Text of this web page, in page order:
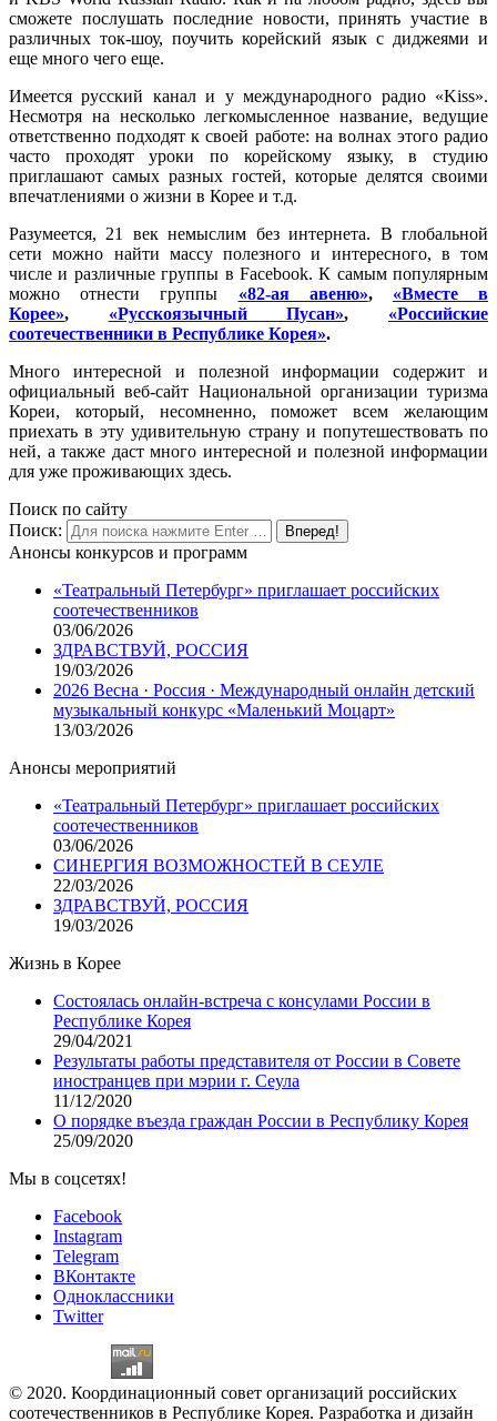
сможете послушать последние новости, принять участие в
различных ток-шоу, поучить корейский язык с диджеями и
еще много чего еще.
Имеется русский канал и у международного радио «Kiss».
Несмотря на несколько легкомысленное название, ведущие
ответственно подходят к своей работе: на волнах этого радио
часто проходят уроки по корейскому языку, в студию
приглашают самых разных гостей, которые делятся своими
впечатлениями о жизни в Корее и т.д.
Разумеется, 21 век немыслим без интернета. В глобальной
сети можно найти массу полезного и интересного, в том
числе и различные группы в Facebook. К самым популярным
можно отнести группы «82-ая авеню», «Вместе в
Корее», «Русскоязычный Пусан», «Российские
соотечественники в Республике Корея».
Много интересной и полезной информации содержит и
официальный веб-сайт Национальной организации туризма
Кореи, который, несомненно, поможет всем желающим
приехать в эту удивительную страну и попутешествовать по
ней, а также даст много интересной и полезной информации
для уже проживающих здесь.
Поиск по сайту
Поиск:
Анонсы конкурсов и программ
«Театральный Петербург» приглашает российских
соотечественников
03/06/2026
ЗДРАВСТВУЙ, РОССИЯ
19/03/2026
2026 Весна · Россия · Международный онлайн детский
музыкальный конкурс «Маленький Моцарт»
13/03/2026
Анонсы мероприятий
«Театральный Петербург» приглашает российских
соотечественников
03/06/2026
СИНЕРГИЯ ВОЗМОЖНОСТЕЙ В СЕУЛЕ
22/03/2026
ЗДРАВСТВУЙ, РОССИЯ
19/03/2026
Жизнь в Корее
Состоялась онлайн-встреча с консулами России в
Республике Корея
29/04/2021
Результаты работы представителя от России в Совете
иностранцев при мэрии г. Сеула
11/12/2020
О порядке въезда граждан России в Республику Корея
25/09/2020
Мы в соцсетях!
Facebook
Instagram
Telegram
ВКонтакте
Одноклассники
Twitter
© 2020. Координационный совет организаций российских
соотечественников в Республике Корея. Разработка и дизайн